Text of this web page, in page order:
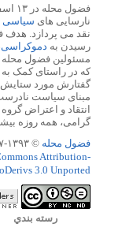
نارسایی های سیاسی
نقد می پردازد.
رسیدن به دموکراسی
مسئولین فضول محله
که در راستای کمک
گفتارش مورد ستایش و
مبنای سیاست
انتقاد و اعتراض
گرامی، همه روزه بیشتر از ۱۰،۰۰۰ نفر از این سایت
فضول محله © ۱۳۹۳-۱۳۸۷ -
Attribution-
3.0 Unported
رسته بندي